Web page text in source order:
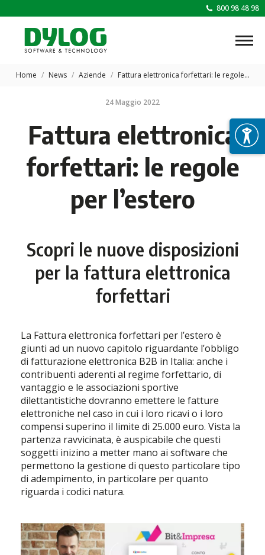
800 98 48 98
Tu sei qui:
Home News Aziende Fattura elettronica forfettari: le regole…
24 Maggio 2022
Fattura elettronica
forfettari: le regole
per l’estero
Scopri le nuove disposizioni
per la fattura elettronica
forfettari
La Fattura elettronica forfettari per l’estero è
giunti ad un nuovo capitolo riguardante l’obbligo
di fatturazione elettronica B2B in Italia: anche i
contribuenti aderenti al regime forfettario, di
vantaggio e le associazioni sportive
dilettantistiche dovranno emettere le fatture
elettroniche nel caso in cui i loro ricavi o i loro
compensi superino il limite di 25.000 euro. Vista la
partenza ravvicinata, è auspicabile che questi
soggetti inizino a metter mano ai software che
permettono la gestione di questo particolare tipo
di adempimento, in particolare per quanto
riguarda i codici natura.